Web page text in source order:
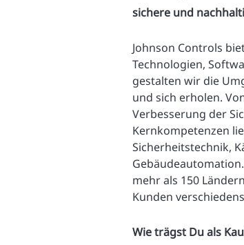
sichere und
Johnson Controls
Technologien,
gestalten wir die
und sich erholen.
Verbesserung der
Kernkompetenzen
Sicherheitstechnik,
mehr als 150
Kunden
Wie trägst Du als